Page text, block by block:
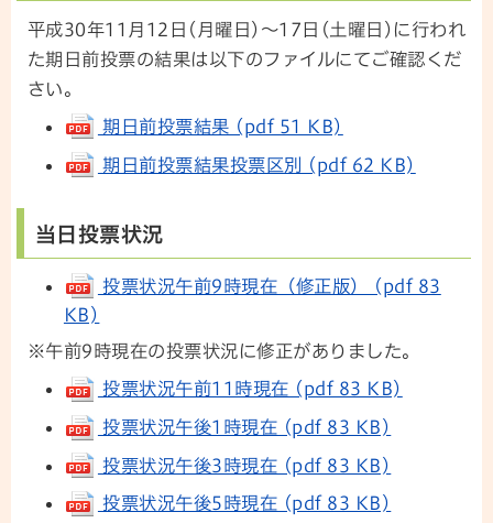
平成30年11月12日(月曜日)～17日(土曜日)に行われ
た期日前投票の結果は以下のファイルにてご確認くだ
さい。
期日前投票結果 (pdf 51 KB)
期日前投票結果投票区別 (pdf 62 KB)
当日投票状況
投票状況午前9時現在（修正版） (pdf 83
KB)
※午前9時現在の投票状況に修正がありました。
投票状況午前11時現在 (pdf 83 KB)
投票状況午後1時現在 (pdf 83 KB)
投票状況午後3時現在 (pdf 83 KB)
投票状況午後5時現在 (pdf 83 KB)